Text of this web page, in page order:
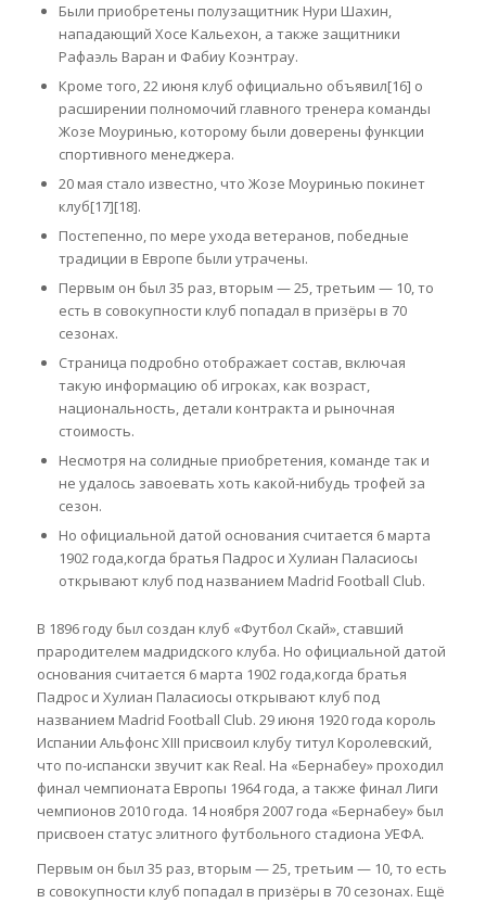
Были приобретены полузащитник Нури Шахин,
нападающий Хосе Кальехон, а также защитники
Рафаэль Варан и Фабиу Коэнтрау.
Кроме того, 22 июня клуб официально объявил[16] о
расширении полномочий главного тренера команды
Жозе Моуринью, которому были доверены функции
спортивного менеджера.
20 мая стало известно, что Жозе Моуринью покинет
клуб[17][18].
Постепенно, по мере ухода ветеранов, победные
традиции в Европе были утрачены.
Первым он был 35 раз, вторым — 25, третьим — 10, то
есть в совокупности клуб попадал в призёры в 70
сезонах.
Страница подробно отображает состав, включая
такую информацию об игроках, как возраст,
национальность, детали контракта и рыночная
стоимость.
Несмотря на солидные приобретения, команде так и
не удалось завоевать хоть какой-нибудь трофей за
сезон.
Но официальной датой основания считается 6 марта
1902 года,когда братья Падрос и Хулиан Паласиосы
открывают клуб под названием Madrid Football Club.
В 1896 году был создан клуб «Футбол Скай», ставший
прародителем мадридского клуба. Но официальной датой
основания считается 6 марта 1902 года,когда братья
Падрос и Хулиан Паласиосы открывают клуб под
названием Madrid Football Club. 29 июня 1920 года король
Испании Альфонс XIII присвоил клубу титул Королевский,
что по-испански звучит как Real. На «Бернабеу» проходил
финал чемпионата Европы 1964 года, а также финал Лиги
чемпионов 2010 года. 14 ноября 2007 года «Бернабеу» был
присвоен статус элитного футбольного стадиона УЕФА.
Первым он был 35 раз, вторым — 25, третьим — 10, то есть
в совокупности клуб попадал в призёры в 70 сезонах. Ещё